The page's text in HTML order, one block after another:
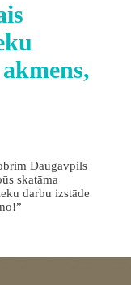
Daugavpils
skatāma
darbu izstāde